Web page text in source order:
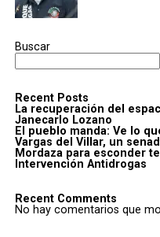
Buscar
Recent Posts
La recuperación del
Janecarlo Lozano
El pueblo manda: Ve lo
Vargas del Villar, un
Mordaza para esconder
Intervención Antidrogas
Recent Comments
No hay comentarios que